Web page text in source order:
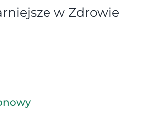
w Zdrowie